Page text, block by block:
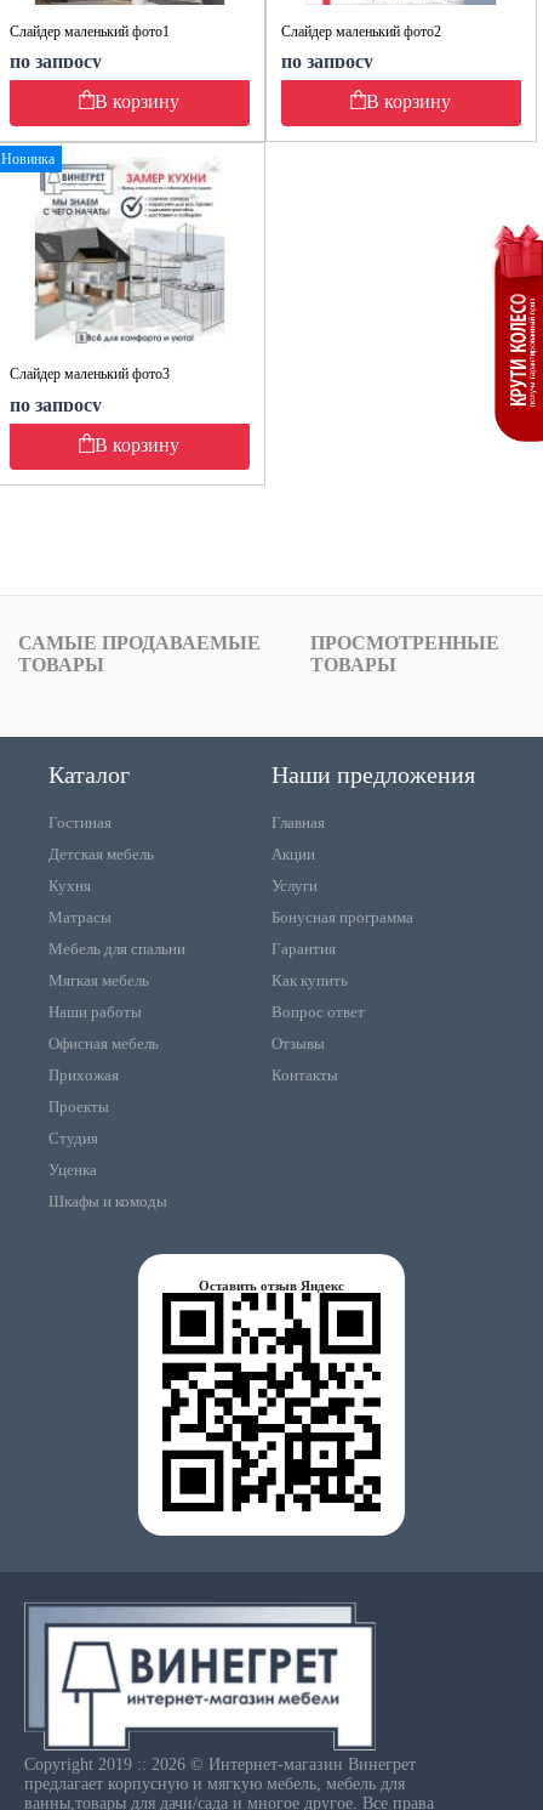
Слайдер маленький фото1
по запросу
В корзину
Слайдер маленький фото2
по запросу
В корзину
Новинка
Слайдер маленький фото3
по запросу
В корзину
САМЫЕ ПРОДАВАЕМЫЕ
ТОВАРЫ
ПРОСМОТРЕННЫЕ
ТОВАРЫ
Каталог
Гостиная
Детская мебель
Кухня
Матрасы
Мебель для спальни
Мягкая мебель
Наши работы
Офисная мебель
Прихожая
Проекты
Студия
Уценка
Шкафы и комоды
Наши предложения
Главная
Акции
Услуги
Бонусная программа
Гарантия
Как купить
Вопрос ответ
Отзывы
Контакты
Оставить отзыв Яндекс
Copyright 2019 :: 2026 © Интернет-магазин Винегрет
предлагает корпусную и мягкую мебель, мебель для
ванны,товары для дачи/сада и многое другое. Все права